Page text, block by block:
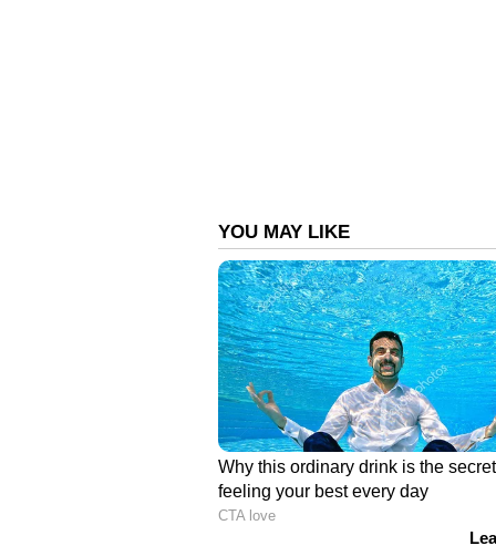
ട്വീറ്റുകള്‍ അവകാശപ്പെടുന്നത് പോലെ
കലാപകാരികള്‍ തീവെച്ചോ എന്ന്
താരങ്ങളിലൊരാളായതിനാല്‍
വാര്‍ത്തയും കണ്ടെത്താനായില്ല.
ഇമേജ് സെര്‍ച്ചിന്
തെളിഞ്ഞു.
ഇന്നലെ ബംഗ്ലാദേശ് ക്രിക്കറ്റ്
കലാപകാരികള്‍ തീവെച്ച്
ദൃശ്യങ്ങള്‍ എന്ന പേരില്‍ ഒരു